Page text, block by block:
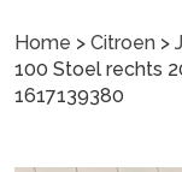
Home > Citroen >
100 Stoel rechts
1617139380